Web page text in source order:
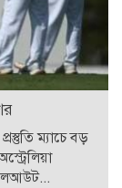
ম্যাচে বড়
অলআউট...